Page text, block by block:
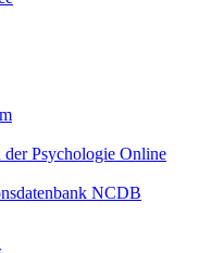
Psychologie Online
NCDB